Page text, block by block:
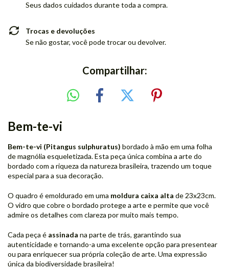
Seus dados cuidados durante toda a compra.
Trocas e devoluções
Se não gostar, você pode trocar ou devolver.
Compartilhar:
Bem-te-vi
Bem-te-vi (Pitangus sulphuratus) bordado à mão em uma folha
de magnólia esqueletizada. Esta peça única combina a arte do
bordado com a riqueza da natureza brasileira, trazendo um toque
especial para a sua decoração.
O quadro é emoldurado em uma moldura caixa alta de 23x23cm.
O vidro que cobre o bordado protege a arte e permite que você
admire os detalhes com clareza por muito mais tempo.
Cada peça é assinada na parte de trás, garantindo sua
autenticidade e tornando-a uma excelente opção para presentear
ou para enriquecer sua própria coleção de arte. Uma expressão
única da biodiversidade brasileira!